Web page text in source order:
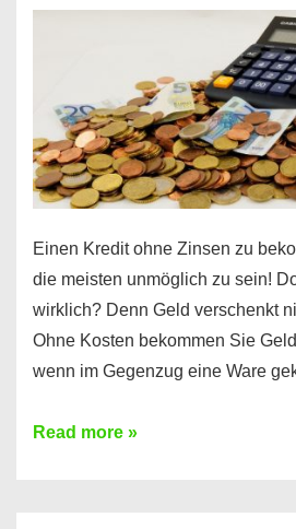
jeden
erfahren
Sie
es
Einen Kredit ohne Zinsen zu
die meisten unmöglich zu sein!
wirklich? Denn Geld verschenkt
Ohne Kosten bekommen Sie
wenn im Gegenzug eine Ware
Einen
Read more »